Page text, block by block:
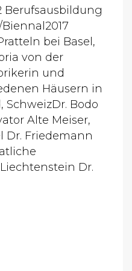
Berufsausbildung
bei Basel,
von der
und
Häusern in
SchweizDr. Bodo
Alte Meiser,
Dr. Friedemann
Dr.